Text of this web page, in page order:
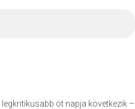
öt napja következik –